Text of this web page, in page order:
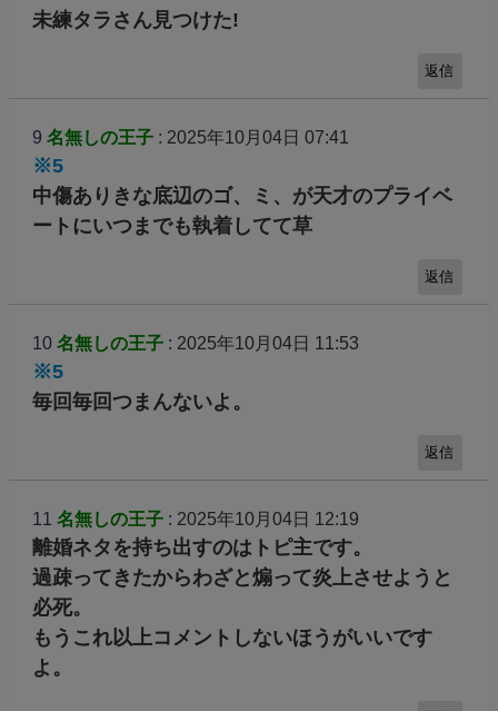
未練タラさん見つけた!
返信
9 名無しの王子: 2025年10月04日 07:41
※5
中傷ありきな底辺のゴ、ミ、が天才のプライベ
ートにいつまでも執着してて草
返信
10 名無しの王子: 2025年10月04日 11:53
※5
毎回毎回つまんないよ。
返信
11 名無しの王子: 2025年10月04日 12:19
離婚ネタを持ち出すのはトピ主です。
過疎ってきたからわざと煽って炎上させようと
必死。
もうこれ以上コメントしないほうがいいです
よ。